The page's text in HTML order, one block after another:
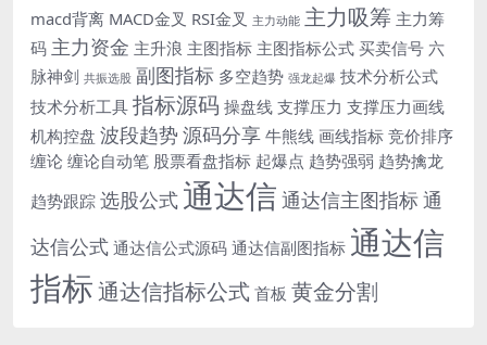
macd背离 MACD金叉 RSI金叉 主力动能 主力吸筹 主力筹
码 主力资金 主升浪 主图指标 主图指标公式 买卖信号 六
脉神剑 共振选股 副图指标 多空趋势 强龙起爆 技术分析公式
技术分析工具 指标源码 操盘线 支撑压力 支撑压力画线
机构控盘 波段趋势 源码分享 牛熊线 画线指标 竞价排序
缠论 缠论自动笔 股票看盘指标 起爆点 趋势强弱 趋势擒龙
趋势跟踪 选股公式 通达信 通达信主图指标通
达信公式 通达信公式源码 通达信副图指标 通达信
指标通达信指标公式 首板 黄金分割